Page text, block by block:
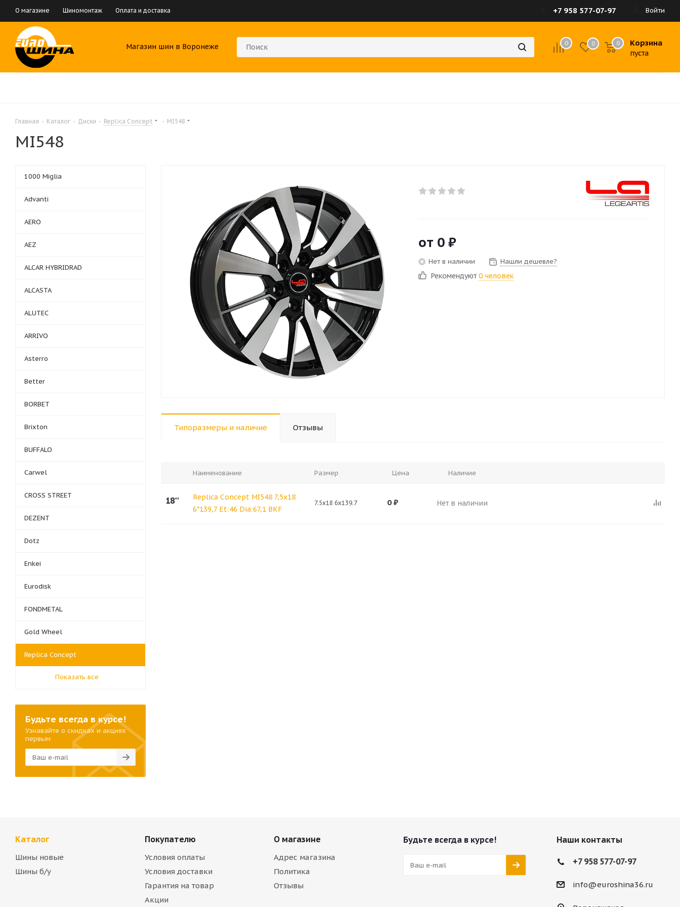
О магазине Шиномонтаж Оплата и доставка Войти
+7 958 577-07-97
Магазин шин в Воронеже 0 0 Корзина
пуста
0
Главная - Каталог - Диски - Replica Concept - MI548
MI548
от 0 ₽
Нет в наличии Нашли дешевле?
Рекомендуют 0 человек
Типоразмеры и наличие Отзывы
Наименование Размер Цена Наличие
18''
Replica Concept MI548 7,5x18
6*139,7 Et:46 Dia:67,1 BKF
7.5x18 6x139.7 0 ₽ Нет в наличии
1000 Miglia
Advanti
AERO
AEZ
ALCAR HYBRIDRAD
ALCASTA
ALUTEC
ARRIVO
Asterro
Better
BORBET
Brixton
BUFFALO
Carwel
CROSS STREET
DEZENT
Dotz
Enkei
Eurodisk
FONDMETAL
Gold Wheel
Replica Concept
Показать все
Будьте всегда в курсе!
Узнавайте о скидках и акциях
первым
Каталог
Шины новые
Шины б/у
Покупателю
Условия оплаты
Условия доставки
Гарантия на товар
Акции
О магазине
Адрес магазина
Политика
Отзывы
Будьте всегда в курсе! Наши контакты
+7 958 577-07-97
info@euroshina36.ru